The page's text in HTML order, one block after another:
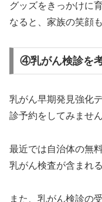
グッズをきっかけに
なると、家族の笑顔
④乳がん検診を
乳がん早期発見強化
診予約をしてみませ
最近では自治体の無
乳がん検査が含まれ
また、乳がん検診の